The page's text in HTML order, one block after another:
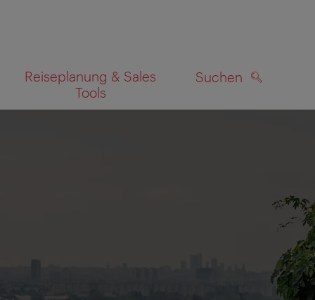
Reiseplanung & Sales
Tools
Suchen